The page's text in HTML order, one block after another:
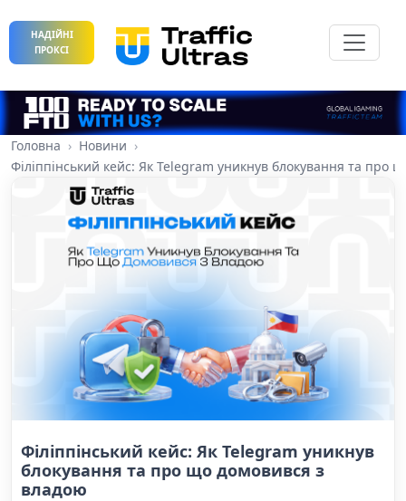
НАДІЙНІ
ПРОКСІ
Головна
Новини
Філіппінський кейс: Як Telegram уникнув блокування та про
Філіппінський кейс: Як Telegram уникнув
блокування та про що домовився з
владою